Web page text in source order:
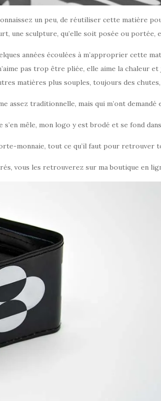
un peu, de réutiliser cette matière
une sculpture, qu’elle soit posée ou portée,
années écoulées à m’approprier cette
pas trop être pliée, elle aime la chaleur et
matières plus souples, toujours des
assez traditionnelle, mais qui m’ont demandé
s’en mêle, mon logo y est brodé et se fond
monnaie, tout ce qu’il faut pour retrouver
vous les retrouverez sur ma boutique en